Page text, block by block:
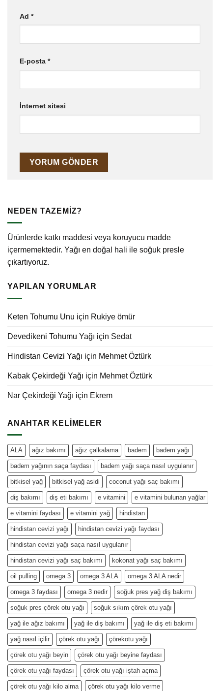
Ad *
E-posta *
İnternet sitesi
NEDEN TAZEMİZ?
Ürünlerde katkı maddesi veya koruyucu madde
içermemektedir. Yağı en doğal hali ile soğuk presle
çıkartıyoruz.
YAPILAN YORUMLAR
Keten Tohumu Unu için Rukiye ömür
Devedikeni Tohumu Yağı için Sedat
Hindistan Cevizi Yağı için Mehmet Öztürk
Kabak Çekirdeği Yağı için Mehmet Öztürk
Nar Çekirdeği Yağı için Ekrem
ANAHTAR KELIMELER
ALA ağız bakımı ağız çalkalama badem badem yağı
badem yağının saça faydası badem yağı saça nasıl uygulanır
bitkisel yağ bitkisel yağ asidi coconut yağı saç bakımı
diş bakımı diş eti bakımı e vitamini e vitamini bulunan yağlar
e vitamini faydası e vitamini yağ hindistan
hindistan cevizi yağı hindistan cevizi yağı faydası
hindistan cevizi yağı saça nasıl uygulanır
hindistan cevizi yağı saç bakımı kokonat yağı saç bakımı
oil pulling omega 3 omega 3 ALA omega 3 ALA nedir
omega 3 faydası omega 3 nedir soğuk pres yağ diş bakımı
soğuk pres çörek otu yağı soğuk sıkım çörek otu yağı
yağ ile ağız bakımı yağ ile diş bakımı yağ ile diş eti bakımı
yağ nasıl içilir çörek otu yağı çörekotu yağı
çörek otu yağı beyin çörek otu yağı beyine faydası
çörek otu yağı faydası çörek otu yağı iştah açma
çörek otu yağı kilo alma çörek otu yağı kilo verme